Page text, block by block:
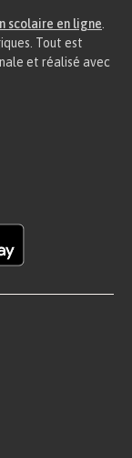
courageux
de
le
scolaire en ligne
Tout est
et réalisé avec